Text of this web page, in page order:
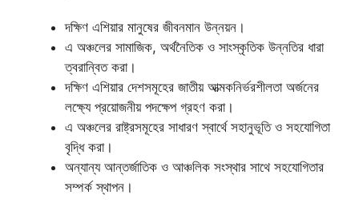
দক্ষিণ এশিয়ার মানুষের জীবনমান উন্নয়ন।
এ অঞ্চলের সামাজিক, অর্থনৈতিক ও সাংস্কৃতিক উন্নতির ধারা
ত্বরান্বিত করা।
দক্ষিণ এশিয়ার দেশসমূহের জাতীয় আত্মকনির্ভরশীলতা অর্জনের
লক্ষ্যে প্রয়োজনীয় পদক্ষেপ গ্রহণ করা।
এ অঞ্চলের রাষ্ট্রসমূহের সাধারণ স্বার্থে সহানুভূতি ও সহযোগিতা
বৃদ্ধি করা।
অন্যান্য আন্তর্জাতিক ও আঞ্চলিক সংস্থার সাথে সহযোগিতার
সম্পর্ক স্থাপন।